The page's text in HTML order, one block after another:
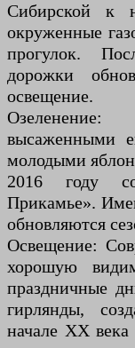
Сибирской к
окруженные
прогулок.
дорожки
освещение.
высаженными
молодыми
2016 году
Прикамье».
обновляются
Освещение:
хорошую
праздничные
гирлянды,
начале XX